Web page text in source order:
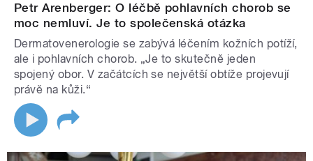
Petr Arenberger: O léčbě pohlavních chorob se
moc nemluví. Je to společenská otázka
Dermatovenerologie se zabývá léčením kožních potíží,
ale i pohlavních chorob. „Je to skutečně jeden
spojený obor. V začátcích se největší obtíže projevují
právě na kůži.“